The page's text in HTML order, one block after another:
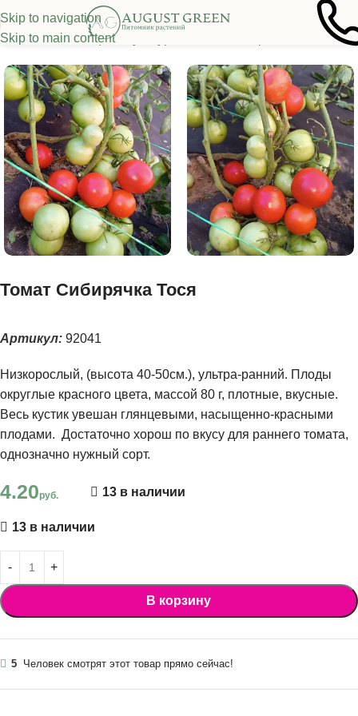
Skip to navigation
Skip to main content
/Семена овощных культур Низкорослые томаты
Томат Сибирячка Тося
Артикул: 92041
Низкорослый, (высота 40-50см.), ультра-ранний. Плоды
округлые красного цвета, массой 80 г, плотные, вкусные.
Весь кустик увешан глянцевыми, насыщенно-красными
плодами. Достаточно хорош по вкусу для раннего томата,
однозначно нужный сорт.
4.20руб. 13 в наличии
13 в наличии
В корзину
5 Человек смотрят этот товар прямо сейчас!